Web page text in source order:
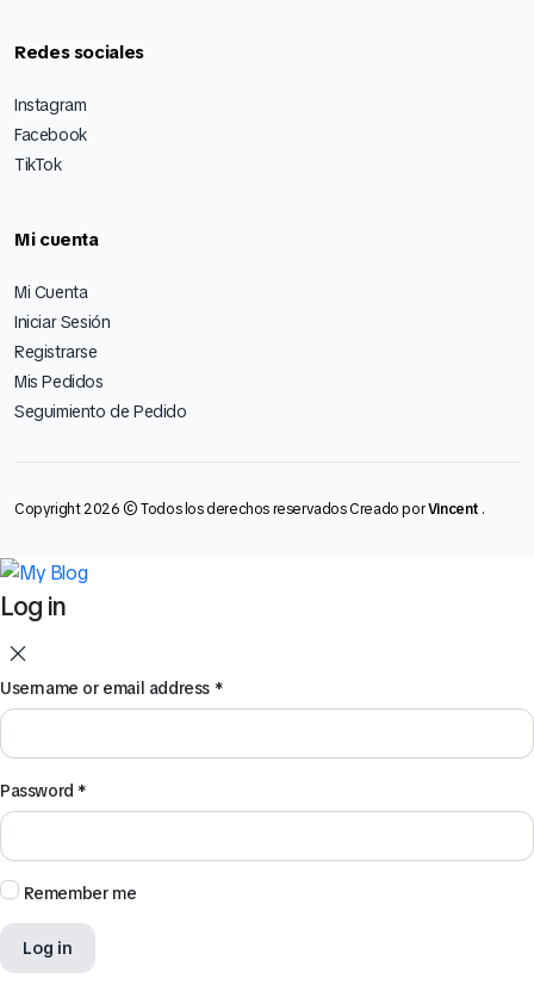
Redes sociales
Instagram
Facebook
TikTok
Mi cuenta
Mi Cuenta
Iniciar Sesión
Registrarse
Mis Pedidos
Seguimiento de Pedido
Copyright 2026 © Todos los derechos reservados Creado porVincent .
Log in
Username or email address *
Password *
Remember me
Log in